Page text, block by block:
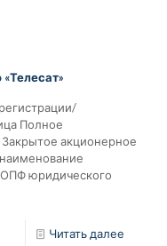
Полное
акционерное
юридического
Читать далее